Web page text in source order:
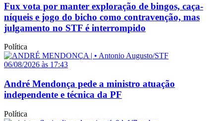
Fux vota por manter exploração de bingos, caça-
níqueis e jogo do bicho como contravenção, mas
julgamento no STF é interrompido
Política
06/08/2026 às 17:43
André Mendonça pede a ministro atuação
independente e técnica da PF
Política